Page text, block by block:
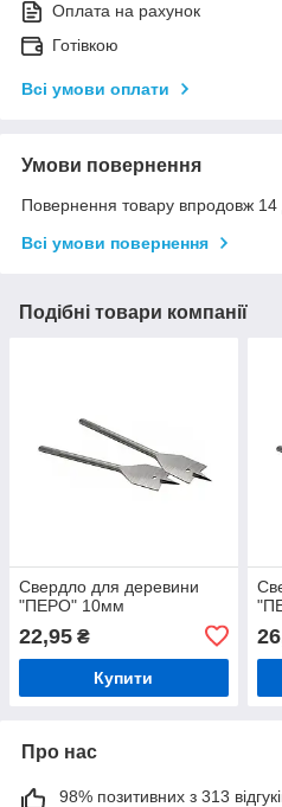
Оплата на рахунок
Готівкою
Всі умови оплати
Умови повернення
Повернення товару впродовж 14
Всі умови повернення
Подібні товари компанії
Свердло для деревини
"ПЕРО" 10мм
22,95 ₴
Купити
Про нас
98% позитивних з 313